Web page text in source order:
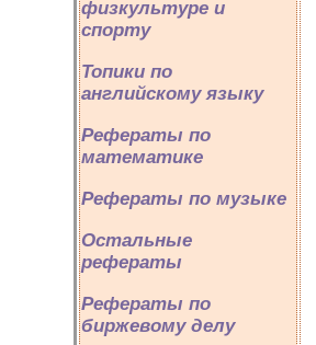
физкультуре и
спорту
Топики по
английскому языку
Рефераты по
математике
Рефераты по музыке
Остальные
рефераты
Рефераты по
биржевому делу